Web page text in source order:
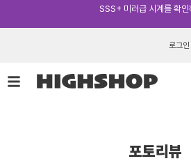
건
너
SSS+ 미러급 시계를 확인
로그인
포토리뷰